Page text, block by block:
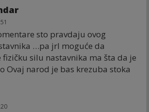
sto pravdaju ovog
…pa jrl moguće da
silu nastavnika ma šta da je
Ovaj narod je bas krezuba stoka